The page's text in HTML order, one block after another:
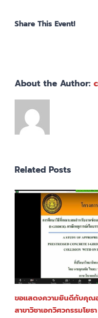
Share This Event!
About the Author:
Related Posts
ขอแสดงความยินดีกับคุณ
สาขาวิชาเอกวิศวกรรมโยธ